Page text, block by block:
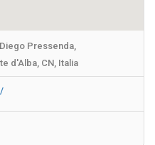
Pressenda,
d'Alba, CN, Italia